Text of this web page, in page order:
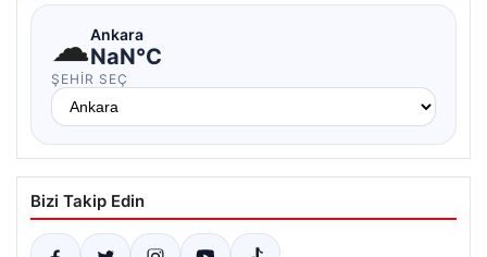
☁Ankara
NaN°C
ŞEHIR SEÇ
Bizi Takip Edin